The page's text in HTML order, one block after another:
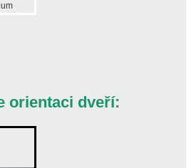
orientaci dveří: